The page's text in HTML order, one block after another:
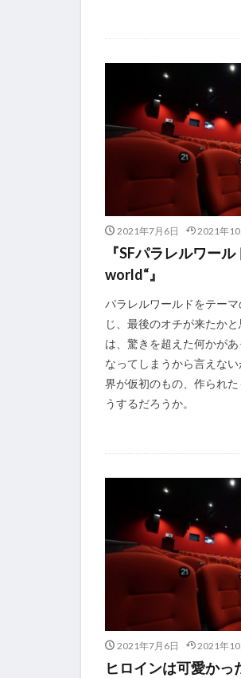
2021年7月6日 2021年10
『SFパラレルワー
world“』
パラレルワールドをテー
じ、最後のオチが来たか
は、驚きを超えた何かが
なってしまうから言えな
界が仮初のもの、作られ
うするだろうか。
2021年7月6日 2021年10
ヒロインは可愛かっ